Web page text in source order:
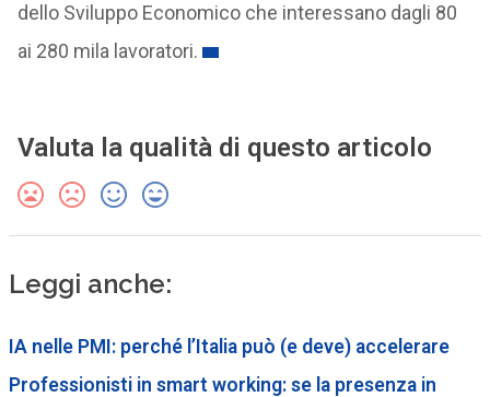
dello Sviluppo Economico che interessano dagli 80
ai 280 mila lavoratori.
Valuta la qualità di questo articolo
Leggi anche:
IA nelle PMI: perché l’Italia può (e deve) accelerare
Professionisti in smart working: se la presenza in